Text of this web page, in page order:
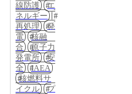
線防護
エ
ネルギー
再処理
発
電
核融
合
原子力
発電所
安
全
IAEA
核燃料サ
イクル
プ